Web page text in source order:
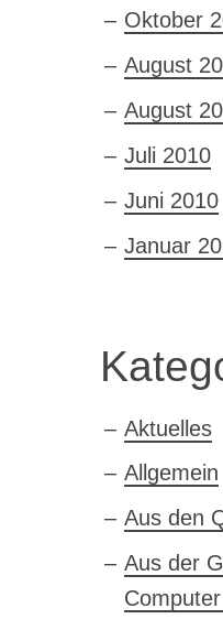
Oktober
August
August
Juli 2010
Juni 2010
Januar
Aktuelles
Allgemein
Aus den
Aus der